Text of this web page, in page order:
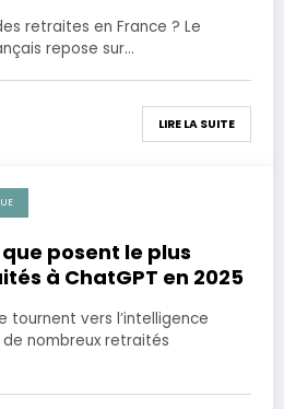
retraites en France ? Le
repose sur…
LIRE LA SUITE
posent le plus
à ChatGPT en 2025
tournent vers l’intelligence
nombreux retraités